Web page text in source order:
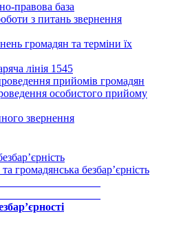
правова база
з питань звернення
громадян та терміни їх
лінія 1545
прийомів громадян
особистого прийому
звернення
громадянська безбар’єрність